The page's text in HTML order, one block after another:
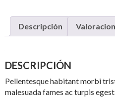
Descripción
DESCRIPCIÓN
Pellentesque habitant morbi
malesuada fames ac turpis